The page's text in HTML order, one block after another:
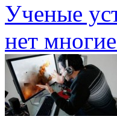
Ученые
нет